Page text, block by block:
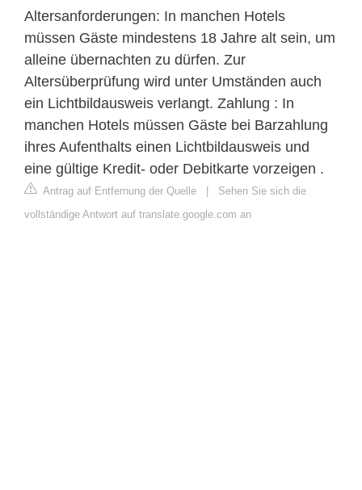
Altersanforderungen: In manchen Hotels
müssen Gäste mindestens 18 Jahre alt sein, um
alleine übernachten zu dürfen. Zur
Altersüberprüfung wird unter Umständen auch
ein Lichtbildausweis verlangt. Zahlung : In
manchen Hotels müssen Gäste bei Barzahlung
ihres Aufenthalts einen Lichtbildausweis und
eine gültige Kredit- oder Debitkarte vorzeigen .
Antrag auf Entfernung der Quelle
Sehen Sie sich die
vollständige Antwort auf translate.google.com an